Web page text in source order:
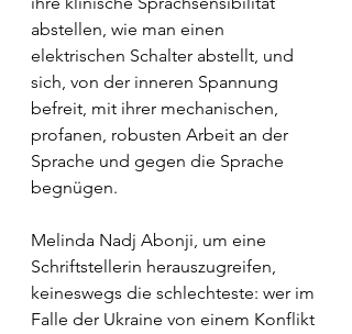
abstellen, wie man einen
elektrischen Schalter abstellt, und
sich, von der inneren Spannung
befreit, mit ihrer mechanischen,
profanen, robusten Arbeit an der
Sprache und gegen die Sprache
begnügen.
Melinda Nadj Abonji, um eine
Schriftstellerin herauszugreifen,
keineswegs die schlechteste: wer im
Falle der Ukraine von einem Konflikt